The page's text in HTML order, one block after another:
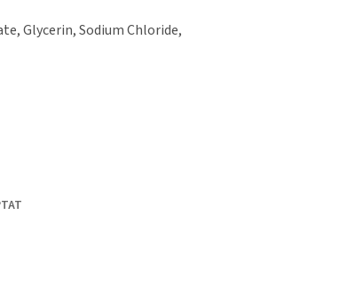
Glycerin, Sodium Chloride,